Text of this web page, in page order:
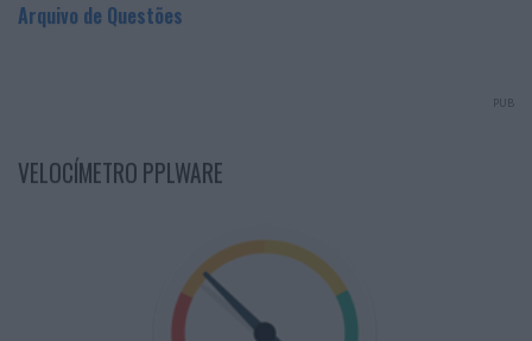
Arquivo de Questões
PUB
VELOCÍMETRO PPLWARE